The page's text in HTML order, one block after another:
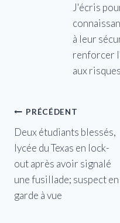
J'écris
à leur
renforcer
aux
Navigation
de
l’article
PRÉCÉDENT
Deux étudiants blessés,
lycée du Texas en lock-
out après avoir signalé
une fusillade; suspect en
garde à vue